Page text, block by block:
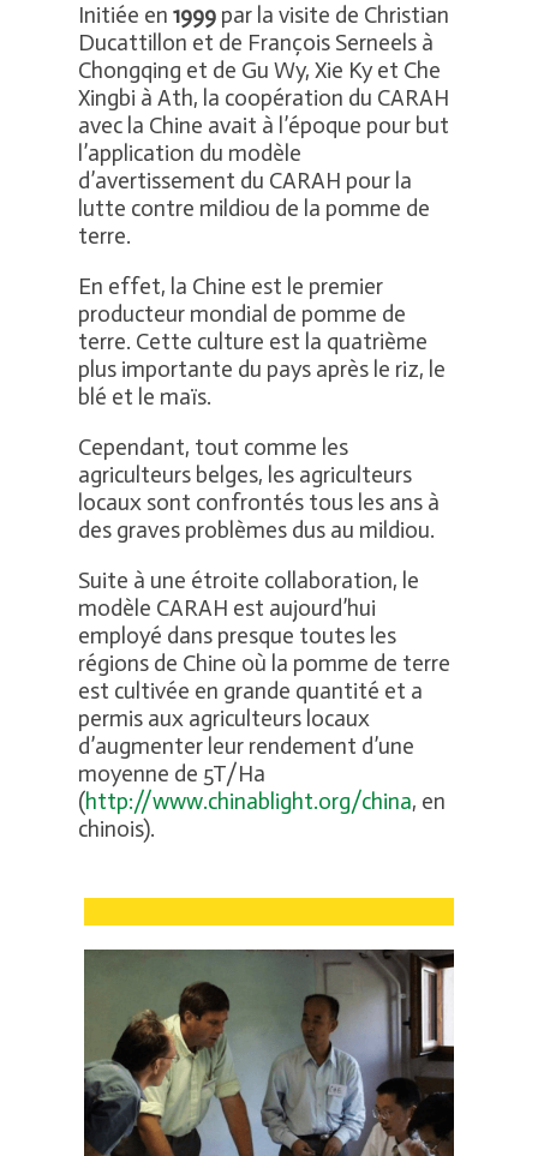
Initiée en 1999par la visite de Christian
Ducattillon et de François Serneels à
Chongqing et de Gu Wy, Xie Ky et Che
Xingbi à Ath, la coopération du CARAH
avec la Chine avait à l’époque pour but
l’application du modèle
d’avertissement du CARAH pour la
lutte contre mildiou de la pomme de
terre.
En effet, la Chine est le premier
producteur mondial de pomme de
terre. Cette culture est la quatrième
plus importante du pays après le riz, le
blé et le maïs.
Cependant, tout comme les
agriculteurs belges, les agriculteurs
locaux sont confrontés tous les ans à
des graves problèmes dus au mildiou.
Suite à une étroite collaboration, le
modèle CARAH est aujourd’hui
employé dans presque toutes les
régions de Chine où la pomme de terre
est cultivée en grande quantité et a
permis aux agriculteurs locaux
d’augmenter leur rendement d’une
moyenne de 5T/Ha
(http://www.chinablight.org/china, en
chinois).